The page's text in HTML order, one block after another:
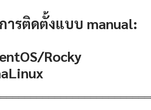
ารติดตั้งแบบ manual:
Rocky